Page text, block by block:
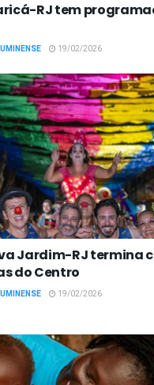
RJ tem
19/02/2026
Jardim-RJ termina
do Centro
19/02/2026